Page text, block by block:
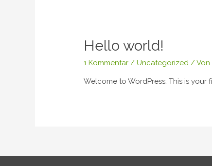
Hello world!
1 Kommentar /Uncategorized / Von
Welcome to WordPress. This is your